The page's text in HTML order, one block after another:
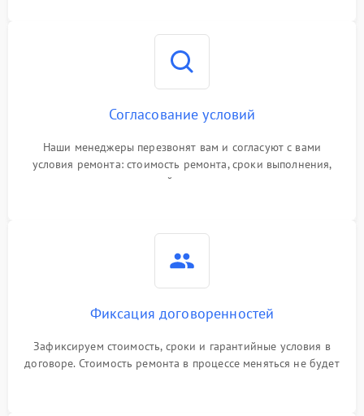
Согласование условий
Наши менеджеры перезвонят вам и согласуют с вами
условия ремонта: стоимость ремонта, сроки выполнения,
гарантийные условия
Фиксация договоренностей
Зафиксируем стоимость, сроки и гарантийные условия в
договоре. Стоимость ремонта в процессе меняться не будет